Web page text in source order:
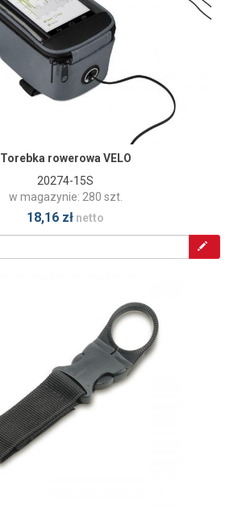
Torebka rowerowa VELO
20274-15S
w magazynie: 280 szt.
18,16 zł netto